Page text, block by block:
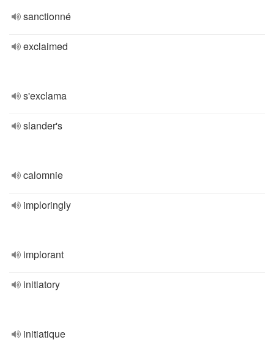
sanctionné
exclaimed
s'exclama
slander's
calomnie
imploringly
implorant
initiatory
initiatique